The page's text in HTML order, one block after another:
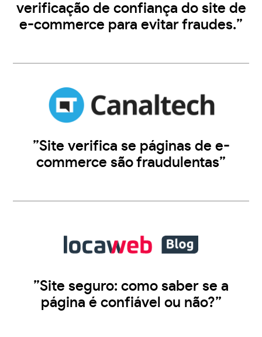
verificação de confiança do site de
e-commerce para evitar fraudes.”
”Site verifica se páginas de e-
commerce são fraudulentas”
”Site seguro: como saber se a
página é confiável ou não?”